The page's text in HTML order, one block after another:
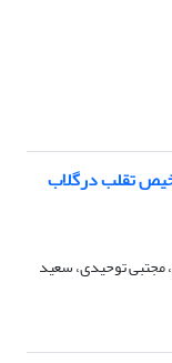
تقلب درگلاب
مجتبی توحیدی، سعید